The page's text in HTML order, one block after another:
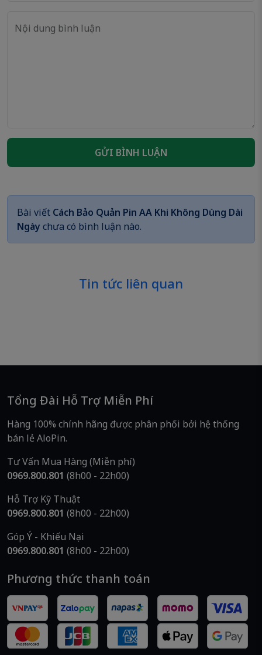
Nội dung bình luận
GỬI BÌNH LUẬN
Bài viết Cách Bảo Quản Pin AA Khi Không Dùng Dài
Ngày chưa có bình luận nào.
Tin tức liên quan
Tổng Đài Hỗ Trợ Miễn Phí
Hàng 100% chính hãng được phân phối bởi hệ thống
bán lẻ AloPin.
Tư Vấn Mua Hàng (Miễn phí)
0969.800.801 (8h00 - 22h00)
Hỗ Trợ Kỹ Thuật
0969.800.801 (8h00 - 22h00)
Góp Ý - Khiếu Nại
0969.800.801 (8h00 - 22h00)
Phương thức thanh toán